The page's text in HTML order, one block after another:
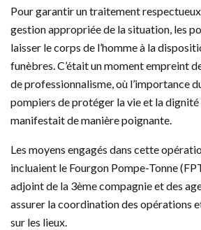
Pour garantir un traitement
gestion appropriée de la situation, les
laisser le corps de l’homme à la
funèbres. C’était un moment empreint
de professionnalisme, où l’importance
pompiers de protéger la vie et la dignité
manifestait de manière poignante.
Les moyens engagés dans cette
incluaient le Fourgon Pompe-Tonne
adjoint de la 3ème compagnie et des
assurer la coordination des opérations
sur les lieux.